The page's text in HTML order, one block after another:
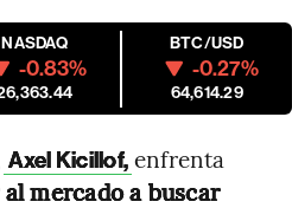
NASDAQ
-0.83%
BTC/USD
-0.27%
64,614.29
Axel Kicillof, enfrenta
mercado a buscar